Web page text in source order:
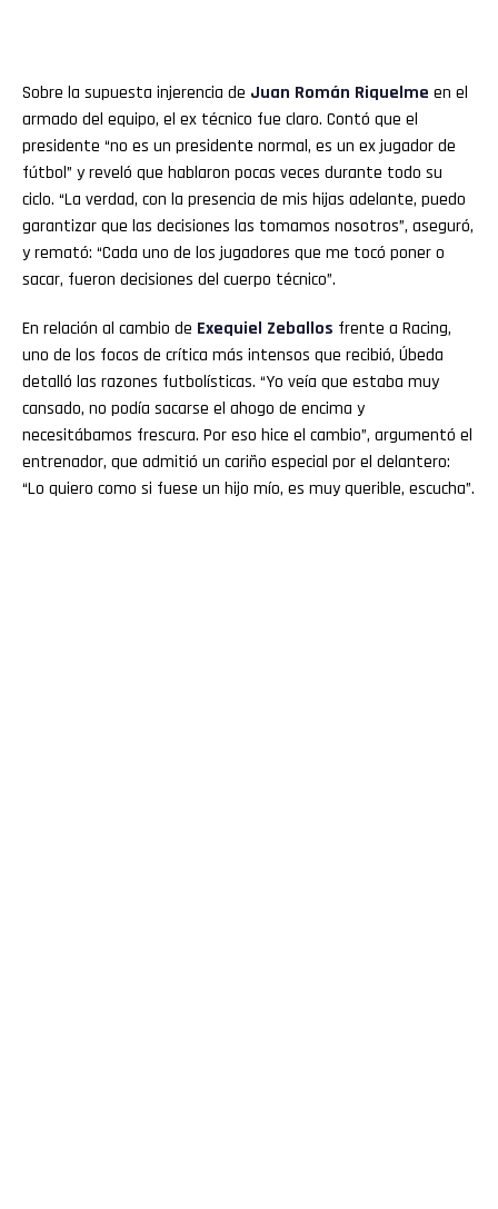
Sobre la supuesta injerencia de Juan Román Riquelme en el
armado del equipo, el ex técnico fue claro. Contó que el
presidente “no es un presidente normal, es un ex jugador de
fútbol” y reveló que hablaron pocas veces durante todo su
ciclo. “La verdad, con la presencia de mis hijas adelante, puedo
garantizar que las decisiones las tomamos nosotros”, aseguró,
y remató: “Cada uno de los jugadores que me tocó poner o
sacar, fueron decisiones del cuerpo técnico”.
En relación al cambio de Exequiel Zeballos frente a Racing,
uno de los focos de crítica más intensos que recibió, Úbeda
detalló las razones futbolísticas. “Yo veía que estaba muy
cansado, no podía sacarse el ahogo de encima y
necesitábamos frescura. Por eso hice el cambio”, argumentó el
entrenador, que admitió un cariño especial por el delantero:
“Lo quiero como si fuese un hijo mío, es muy querible, escucha”.